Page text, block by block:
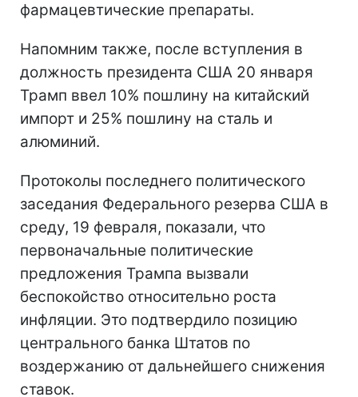
фармацевтические препараты.
Напомним также, после вступления в
должность президента США 20 января
Трамп ввел 10% пошлину на китайский
импорт и 25% пошлину на сталь и
алюминий.
Протоколы последнего политического
заседания Федерального резерва США в
среду, 19 февраля, показали, что
первоначальные политические
предложения Трампа вызвали
беспокойство относительно роста
инфляции. Это подтвердило позицию
центрального банка Штатов по
воздержанию от дальнейшего снижения
ставок.